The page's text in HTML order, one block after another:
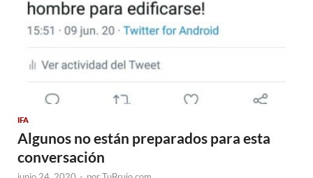
IFA
Algunos no están preparados para esta
conversación